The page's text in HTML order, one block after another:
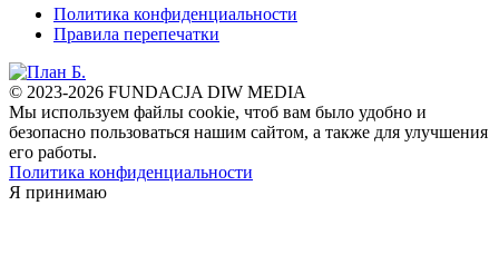
Политика конфиденциальности
Правила перепечатки
© 2023-2026 FUNDACJA DIW MEDIA
Мы используем файлы cookie, чтоб вам было удобно и
безопасно пользоваться нашим сайтом, а также для улучшения
его работы.
Политика конфиденциальности
Я принимаю